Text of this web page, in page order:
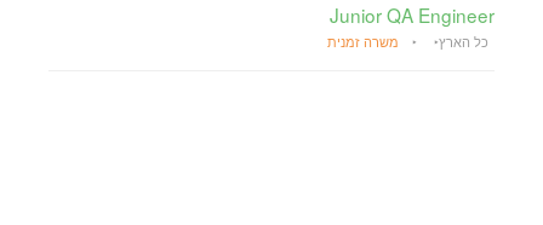
Junior QA Engineer
כל הארץ משרה זמנית